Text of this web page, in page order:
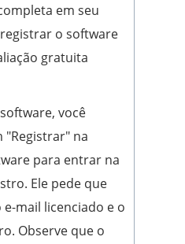
em seu
o software
gratuita
você
"Registrar" na
para entrar na
Ele pede que
mail licenciado e o
Observe que o